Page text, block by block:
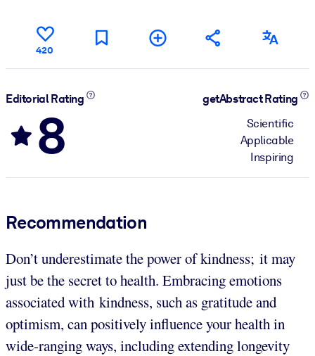
420
Editorial Rating
8
getAbstract Rating
Scientific
Applicable
Inspiring
Recommendation
Don’t underestimate the power of kindness; it may
just be the secret to health. Embracing emotions
associated with kindness, such as gratitude and
optimism, can positively influence your health in
wide-ranging ways, including extending longevity